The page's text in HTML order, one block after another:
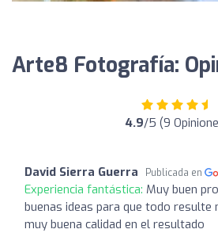
Arte8 Fotografía:
4.9/5 (9
David Sierra Guerra Publicada en
Experiencia fantástica: Muy buen
buenas ideas para que todo resulte
muy buena calidad en el resultado